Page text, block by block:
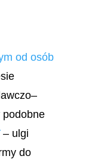
od osób
podobne
– ulgi
do